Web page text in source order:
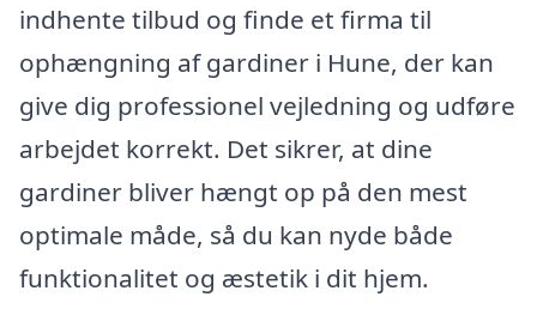
indhente tilbud og finde et firma til
ophængning af gardiner i Hune, der kan
give dig professionel vejledning og udføre
arbejdet korrekt. Det sikrer, at dine
gardiner bliver hængt op på den mest
optimale måde, så du kan nyde både
funktionalitet og æstetik i dit hjem.